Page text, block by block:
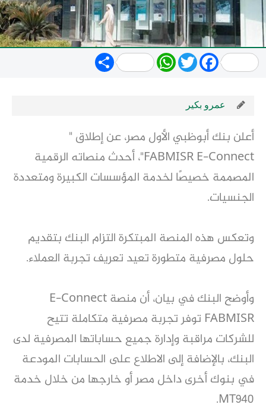
Share WhatsApp
TwitterFacebook
عمرو بكير
أعلن بنك أبوظبي الأول مصر، عن إطلاق "
FABMISR E-Connect"، أحدث منصاته الرقمية
المصممة خصيصًا لخدمة المؤسسات الكبيرة ومتعددة
الجنسيات.
وتعكس هذه المنصة المبتكرة التزام البنك بتقديم
حلول مصرفية متطورة تعيد تعريف تجربة العملاء.
وأوضح البنك في بيان، أن منصة E-Connect
FABMISR توفر تجربة مصرفية متكاملة تتيح
للشركات مراقبة وإدارة جميع حساباتها المصرفية لدى
البنك، بالإضافة إلى الاطلاع على الحسابات المودعة
في بنوك أخرى داخل مصر أو خارجها من خلال خدمة
MT940.